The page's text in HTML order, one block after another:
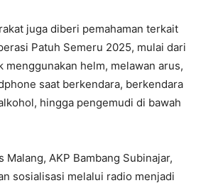
juga diberi pemahaman terkait
Patuh Semeru 2025, mulai dari
menggunakan helm, melawan arus,
saat berkendara, berkendara
hingga pengemudi di bawah
Malang, AKP Bambang Subinajar,
sosialisasi melalui radio menjadi